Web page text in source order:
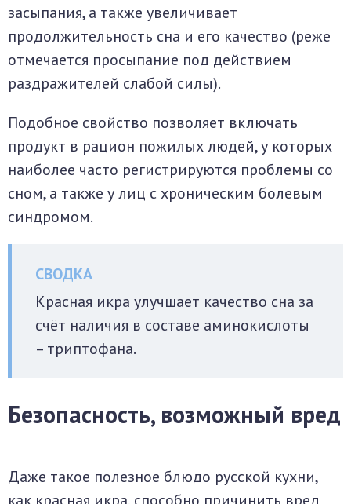
засыпания, а также увеличивает
продолжительность сна и его качество (реже
отмечается просыпание под действием
раздражителей слабой силы).
Подобное свойство позволяет включать
продукт в рацион пожилых людей, у которых
наиболее часто регистрируются проблемы со
сном, а также у лиц с хроническим болевым
синдромом.
Красная икра улучшает качество сна за
счёт наличия в составе аминокислоты
– триптофана.
Безопасность, возможный вред
Даже такое полезное блюдо русской кухни,